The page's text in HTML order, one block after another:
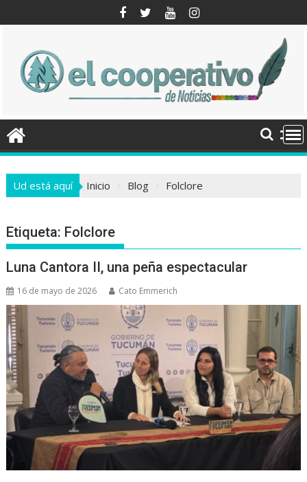
al
Ud está aquí Inicio Blog Folclore
Etiqueta: Folclore
Luna Cantora II, una peña espectacular
16 de mayo de 2026 Cato Emmerich